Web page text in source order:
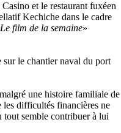
et le restaurant fuxéen
Kechiche dans le cadre
Le film de la semaine»
le chantier naval du port
une histoire familiale de
les difficultés financières ne
tout semble contribuer à lui